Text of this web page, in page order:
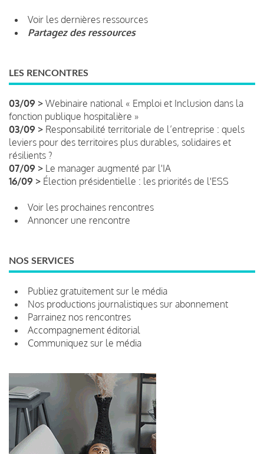
Voir les dernières ressources
Partagez des ressources
LES RENCONTRES
03/09 > Webinaire national « Emploi et Inclusion dans la
fonction publique hospitalière »
03/09 > Responsabilité territoriale de l’entreprise : quels
leviers pour des territoires plus durables, solidaires et
résilients ?
07/09 > Le manager augmenté par l'IA
16/09 > Élection présidentielle : les priorités de l'ESS
Voir les prochaines rencontres
Annoncer une rencontre
NOS SERVICES
Publiez gratuitement sur le média
Nos productions journalistiques sur abonnement
Parrainez nos rencontres
Accompagnement éditorial
Communiquez sur le média